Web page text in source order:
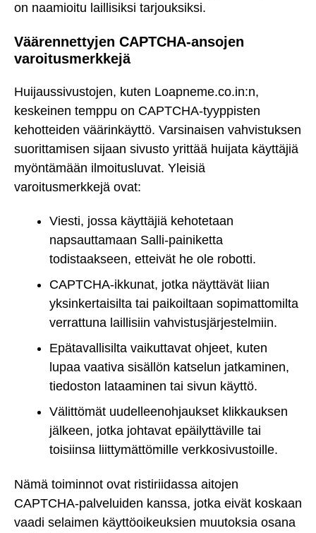
on naamioitu laillisiksi tarjouksiksi.
Väärennettyjen CAPTCHA-ansojen
varoitusmerkkejä
Huijaussivustojen, kuten Loapneme.co.in:n,
keskeinen temppu on CAPTCHA-tyyppisten
kehotteiden väärinkäyttö. Varsinaisen vahvistuksen
suorittamisen sijaan sivusto yrittää huijata käyttäjiä
myöntämään ilmoitusluvat. Yleisiä
varoitusmerkkejä ovat:
Viesti, jossa käyttäjiä kehotetaan
napsauttamaan Salli-painiketta
todistaakseen, etteivät he ole robotti.
CAPTCHA-ikkunat, jotka näyttävät liian
yksinkertaisilta tai paikoiltaan sopimattomilta
verrattuna laillisiin vahvistusjärjestelmiin.
Epätavallisilta vaikuttavat ohjeet, kuten
lupaa vaativa sisällön katselun jatkaminen,
tiedoston lataaminen tai sivun käyttö.
Välittömät uudelleenohjaukset klikkauksen
jälkeen, jotka johtavat epäilyttäville tai
toisiinsa liittymättömille verkkosivustoille.
Nämä toiminnot ovat ristiriidassa aitojen
CAPTCHA-palveluiden kanssa, jotka eivät koskaan
vaadi selaimen käyttöoikeuksien muutoksia osana